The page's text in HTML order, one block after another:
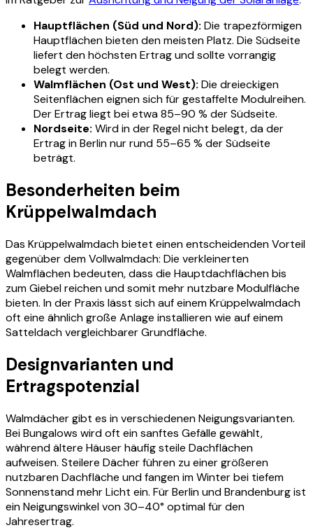
Hauptflächen (Süd und Nord): Die trapezförmigen
Hauptflächen bieten den meisten Platz. Die Südseite
liefert den höchsten Ertrag und sollte vorrangig
belegt werden.
Walmflächen (Ost und West): Die dreieckigen
Seitenflächen eignen sich für gestaffelte Modulreihen.
Der Ertrag liegt bei etwa 85–90 % der Südseite.
Nordseite: Wird in der Regel nicht belegt, da der
Ertrag in Berlin nur rund 55–65 % der Südseite
beträgt.
Besonderheiten beim
Krüppelwalmdach
Das Krüppelwalmdach bietet einen entscheidenden Vorteil
gegenüber dem Vollwalmdach: Die verkleinerten
Walmflächen bedeuten, dass die Hauptdachflächen bis
zum Giebel reichen und somit mehr nutzbare Modulfläche
bieten. In der Praxis lässt sich auf einem Krüppelwalmdach
oft eine ähnlich große Anlage installieren wie auf einem
Satteldach vergleichbarer Grundfläche.
Designvarianten und
Ertragspotenzial
Walmdächer gibt es in verschiedenen Neigungsvarianten.
Bei Bungalows wird oft ein sanftes Gefälle gewählt,
während ältere Häuser häufig steile Dachflächen
aufweisen. Steilere Dächer führen zu einer größeren
nutzbaren Dachfläche und fangen im Winter bei tiefem
Sonnenstand mehr Licht ein. Für Berlin und Brandenburg ist
ein Neigungswinkel von 30–40° optimal für den
Jahresertrag.